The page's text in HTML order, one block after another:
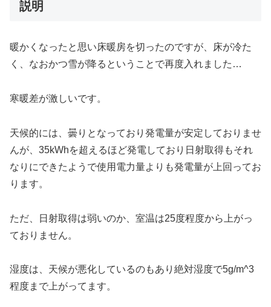
説明
暖かくなったと思い床暖房を切ったのですが、床が冷た
く、なおかつ雪が降るということで再度入れました…
寒暖差が激しいです。
天候的には、曇りとなっており発電量が安定しておりませ
んが、35kWhを超えるほど発電しており日射取得もそれ
なりにできたようで使用電力量よりも発電量が上回ってお
ります。
ただ、日射取得は弱いのか、室温は25度程度から上がっ
ておりません。
湿度は、天候が悪化しているのもあり絶対湿度で5g/m^3
程度まで上がってます。